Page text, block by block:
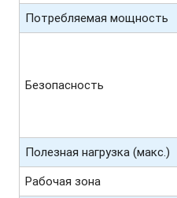
Потребляемая мощность
Безопасность
Полезная нагрузка (макс.)
Рабочая зона